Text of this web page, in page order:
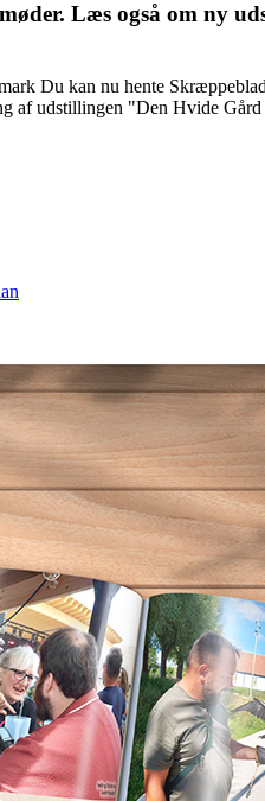
Læs også om ny
Du kan nu hente
af udstillingen "Den Hvide